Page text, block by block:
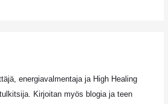
energiavalmentaja ja High Healing
Kirjoitan myös blogia ja teen